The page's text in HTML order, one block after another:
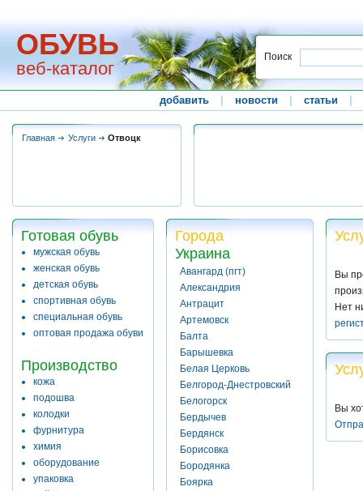
ОБУВЬ
веб-каталог
Поиск
добавить новости статьи
Главная Услуги Отвоцк
Готовая обувь
мужская обувь
женская обувь
детская обувь
спортивная обувь
специальная обувь
оптовая продажа обуви
Производство
кожа
подошва
колодки
фурнитура
химия
оборудование
упаковка
Города
Украина
Авангард (пгт)
Александрия
Антрацит
Артемовск
Балта
Барышевка
Белая Церковь
Белгород-Днестровский
Белогорск
Бердычев
Бердянск
Борисовка
Бородянка
Боярка
Вы
Нет
Вы